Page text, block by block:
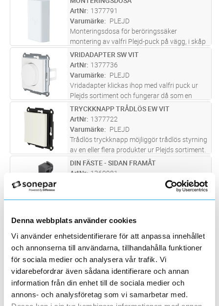
Denna webbplats använder cookies
Vi använder enhetsidentifierare för att anpassa innehållet
och annonserna till användarna, tillhandahålla funktioner
för sociala medier och analysera vår trafik. Vi
vidarebefordrar även sådana identifierare och annan
information från din enhet till de sociala medier och
annons- och analysföretag som vi samarbetar med.
enkelt utanpå standard apparatdosa eller
med dubbelsidig tejp elle
ST Lägg i kundvagn
ArtNr 1377791
Varumärke
PLEJD
Monteringsdosa för beröringssäker
montering av valfri Plejd-puck på vägg, i skåp
eller spothål. Har dragavlastning för säker
kabelanslutning.
ST Lägg i kundvagn
VRIDADAPTER SW VIT
ArtNr 1377736
Varumärke
PLEJD
Vridadapter klickas ihop med valfri puck ur
Plejds sortiment och fungerar då som en
klassisk vriddimmer. Genom vår trådlösa
meshteknik kan Vridadapter även användas
för att styra andra produkter i Pl
ST Lägg i kundvagn
TRYCKKNAPP TRÅDLÖS EW VIT
ArtNr 1377722
Varumärke
PLEJD
Trådlös tryckknapp möjliggör trådlös styrning
av en eller flera produkter ur Plejds sortiment.
Konfigureras i Plejd-appen. WPH-01 monteras
enkelt utanpå standard apparatdosa eller
ST Lägg i kundvagn
DIN FÄSTE - SIDAN FRAMÅT
ArtNr 1360981
DIN fästet monteras med Plejd-enhetens sida
kablarna. Fästet säkrar 5mm luft-glapp på
båda sidor om fästet för att skap...läs mer
ST Lägg i kundvagn
TRYCKKNAPP TRÅDLÖS EB SVART
Varumärke PLEJD
Trådlös tryckknapp möjliggör trådlös styrning
av en eller flera produkter ur Plejds sortiment.
Konfigureras i Plejd-appen. WPH-01 monteras
enkelt utanpå standard apparatdosa eller
ST Lägg i kundvagn
VRIDRATT TRÅDLÖS RB SVART
ArtNr 1377772
Varumärke
PLEJD
Trådlös vrid möjliggör trådlös styrning av en